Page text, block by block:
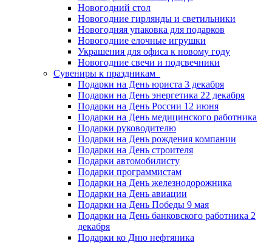
Новогодний стол
Новогодние гирлянды и светильники
Новогодняя упаковка для подарков
Новогодние елочные игрушки
Украшения для офиса к новому году
Новогодние свечи и подсвечники
Сувениры к праздникам
Подарки на День юриста 3 декабря
Подарки на День энергетика 22 декабря
Подарки на День России 12 июня
Подарки на День медицинского работника
Подарки руководителю
Подарки на День рождения компании
Подарки на День строителя
Подарки автомобилисту
Подарки программистам
Подарки на День железнодорожника
Подарки на День авиации
Подарки на День Победы 9 мая
Подарки на День банковского работника 2
декабря
Подарки ко Дню нефтяника